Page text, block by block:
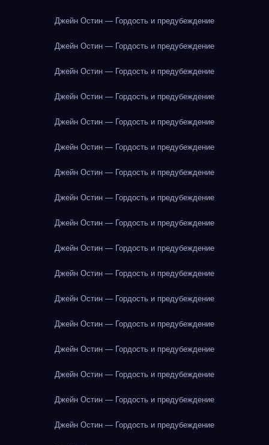
Джейн Остин — Гордость и предубеждение
Джейн Остин — Гордость и предубеждение
Джейн Остин — Гордость и предубеждение
Джейн Остин — Гордость и предубеждение
Джейн Остин — Гордость и предубеждение
Джейн Остин — Гордость и предубеждение
Джейн Остин — Гордость и предубеждение
Джейн Остин — Гордость и предубеждение
Джейн Остин — Гордость и предубеждение
Джейн Остин — Гордость и предубеждение
Джейн Остин — Гордость и предубеждение
Джейн Остин — Гордость и предубеждение
Джейн Остин — Гордость и предубеждение
Джейн Остин — Гордость и предубеждение
Джейн Остин — Гордость и предубеждение
Джейн Остин — Гордость и предубеждение
Джейн Остин — Гордость и предубеждение